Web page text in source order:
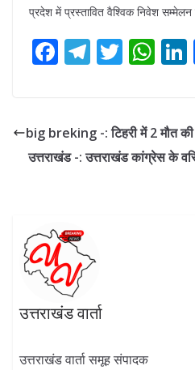
प्रदेश में प्रस्तावित वैश्विक निवेश सम्मेलन
F
b
o
T
gr
a
T
er
W
s
A
big breking -: टिहरी में 2 मौत
उत्तराखंड -: उत्तराखंड कांग्रेस के
उत्तराखंड वार्ता
उत्तराखंड वार्ता समूह संपादक